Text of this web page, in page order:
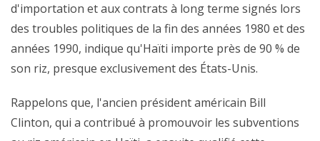
d'importation et aux contrats à long terme signés lors
des troubles politiques de la fin des années 1980 et des
années 1990, indique qu'Haïti importe près de 90 % de
son riz, presque exclusivement des États-Unis.
Rappelons que, l'ancien président américain Bill
Clinton, qui a contribué à promouvoir les subventions